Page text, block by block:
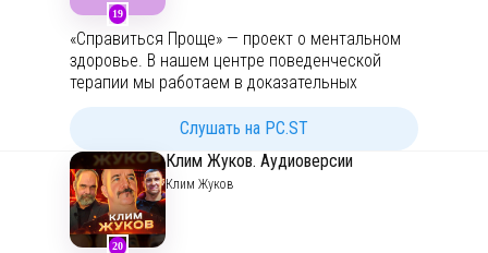
19
«Справиться Проще» — проект о ментальном
здоровье. В нашем центре поведенческой
терапии мы работаем в доказательных
и экспертами психические расстройства и
сложные жизненные переживания.
Каринаhttps://t.me/istominakarina
Наташаhttps://t.me/hadeout
Центрhttps://t.me/handlingbettercenter
Слушать на PC.ST
20
Клим Жуков. Аудиоверсии
Клим Жуков